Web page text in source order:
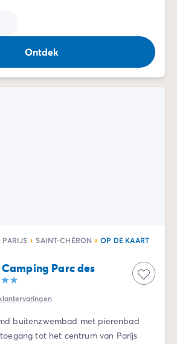
Ontdek
PARIJS SAINT-CHÉRON
OP DE KAART
Camping Parc des
buitenzwembad met pierenbad
tot het centrum van Parijs